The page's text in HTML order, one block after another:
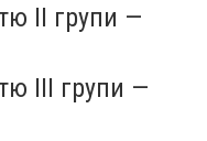
ІІ групи —
ІІІ групи —